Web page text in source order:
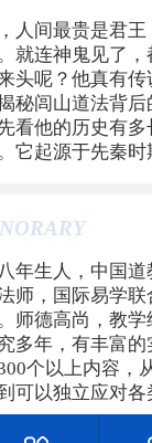
人间最贵是君王
就连神鬼见了
头呢？他真有
秘闾山道法背
看他的历史有
它起源于先秦时
年生人，中国
师，国际易学
师德高尚，教
多年，有丰富
个以上内容，
可以独立应对各